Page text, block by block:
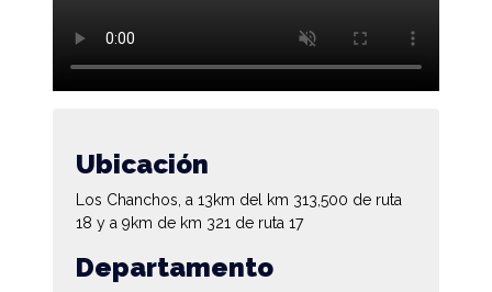
Ubicación
Los Chanchos, a 13km del km 313,500 de ruta
18 y a 9km de km 321 de ruta 17
Departamento